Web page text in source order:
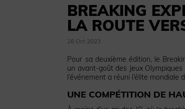
BREAKING
LA ROUTE
26 Oct 2023
Pour sa deuxième édition, le
un avant-goût des Jeux
l’événement a réuni l’élite mondiale
UNE COMPÉTITION DE